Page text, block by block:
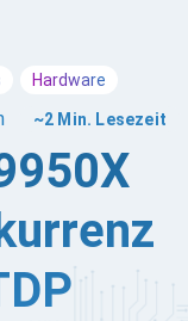
Hardware
~2 Min. Lesezeit